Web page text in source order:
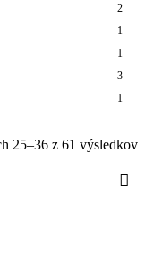
2
1
1
3
1
25–36 z 61 výsledkov